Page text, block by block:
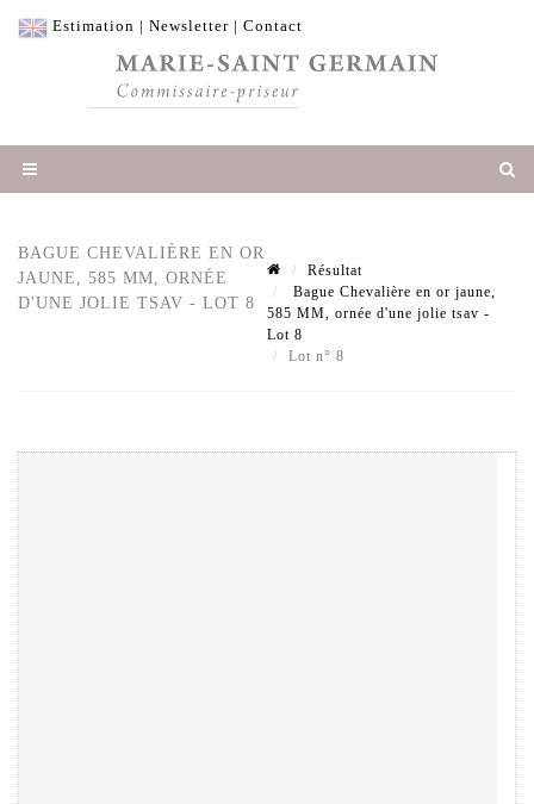
Estimation | Newsletter | Contact
BAGUE CHEVALIÈRE EN OR
JAUNE, 585 MM, ORNÉE
D'UNE JOLIE TSAV - LOT 8
Résultat
Bague Chevalière en or jaune,
585 MM, ornée d'une jolie tsav -
Lot 8
Lot n° 8